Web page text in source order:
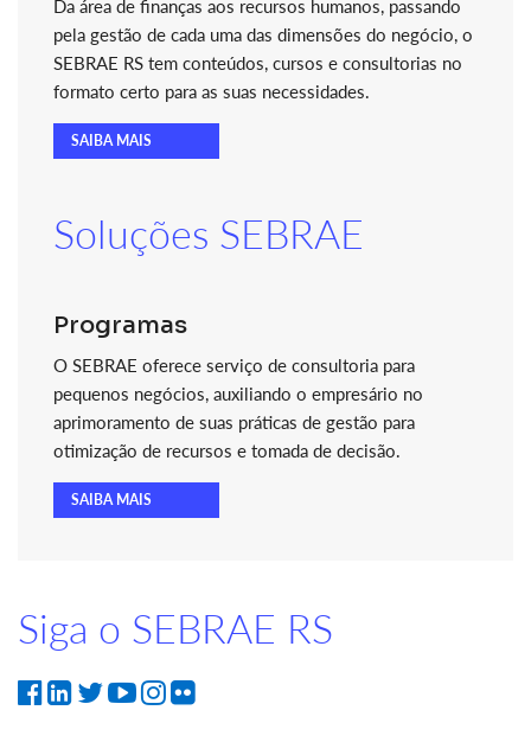
Da área de finanças aos recursos humanos, passando
pela gestão de cada uma das dimensões do negócio, o
SEBRAE RS tem conteúdos, cursos e consultorias no
formato certo para as suas necessidades.
SAIBA MAIS
Soluções SEBRAE
Programas
O SEBRAE oferece serviço de consultoria para
pequenos negócios, auxiliando o empresário no
aprimoramento de suas práticas de gestão para
otimização de recursos e tomada de decisão.
SAIBA MAIS
Siga o SEBRAE RS